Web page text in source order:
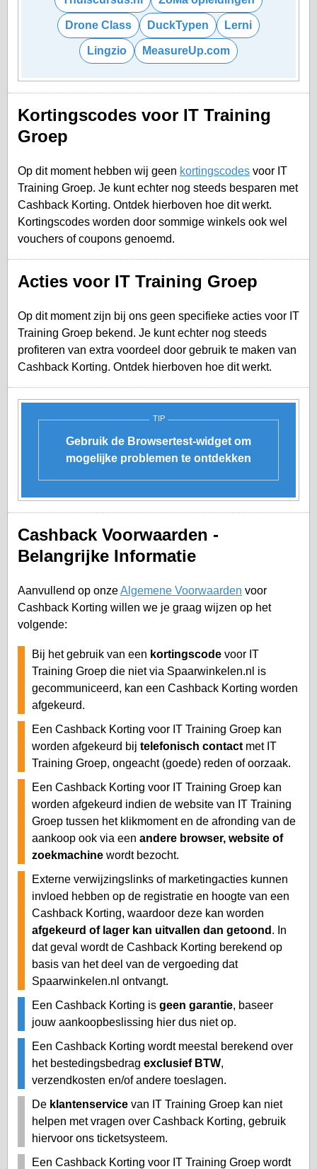
Drone Class DuckTypen Lerni
Lingzio MeasureUp.com
Kortingscodes voor IT Training
Groep
Op dit moment hebben wij geen kortingscodes voor IT
Training Groep. Je kunt echter nog steeds besparen met
Cashback Korting. Ontdek hierboven hoe dit werkt.
Kortingscodes worden door sommige winkels ook wel
vouchers of coupons genoemd.
Acties voor IT Training Groep
Op dit moment zijn bij ons geen specifieke acties voor IT
Training Groep bekend. Je kunt echter nog steeds
profiteren van extra voordeel door gebruik te maken van
Cashback Korting. Ontdek hierboven hoe dit werkt.
TIP
Gebruik de Browsertest-widget om
mogelijke problemen te ontdekken
Cashback Voorwaarden -
Belangrijke Informatie
Aanvullend op onzeAlgemene Voorwaarden voor
Cashback Korting willen we je graag wijzen op het
volgende:
Bij het gebruik van een kortingscode voor IT
Training Groep die niet via Spaarwinkelen.nl is
gecommuniceerd, kan een Cashback Korting worden
afgekeurd.
Een Cashback Korting voor IT Training Groep kan
worden afgekeurd bij telefonisch contact met IT
Training Groep, ongeacht (goede) reden of oorzaak.
Een Cashback Korting voor IT Training Groep kan
worden afgekeurd indien de website van IT Training
Groep tussen het klikmoment en de afronding van de
aankoop ook via een andere browser, website of
zoekmachine wordt bezocht.
Externe verwijzingslinks of marketingacties kunnen
invloed hebben op de registratie en hoogte van een
Cashback Korting, waardoor deze kan worden
afgekeurd of lager kan uitvallen dan getoond . In
dat geval wordt de Cashback Korting berekend op
basis van het deel van de vergoeding dat
Spaarwinkelen.nl ontvangt.
Een Cashback Korting is geen garantie, baseer
jouw aankoopbeslissing hier dus niet op.
Een Cashback Korting wordt meestal berekend over
het bestedingsbedrag exclusief BTW,
verzendkosten en/of andere toeslagen.
De klantenservice van IT Training Groep kan niet
helpen met vragen over Cashback Korting, gebruik
hiervoor ons ticketsysteem.
Een Cashback Korting voor IT Training Groep wordt